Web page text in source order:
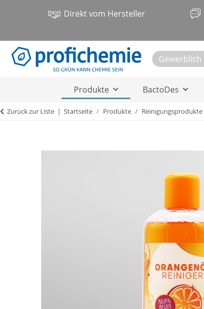
Direkt vom Hersteller
Gewerblich
Produkte BactoDes
Zurück zur Liste Startseite Produkte Reinigungsprodukte